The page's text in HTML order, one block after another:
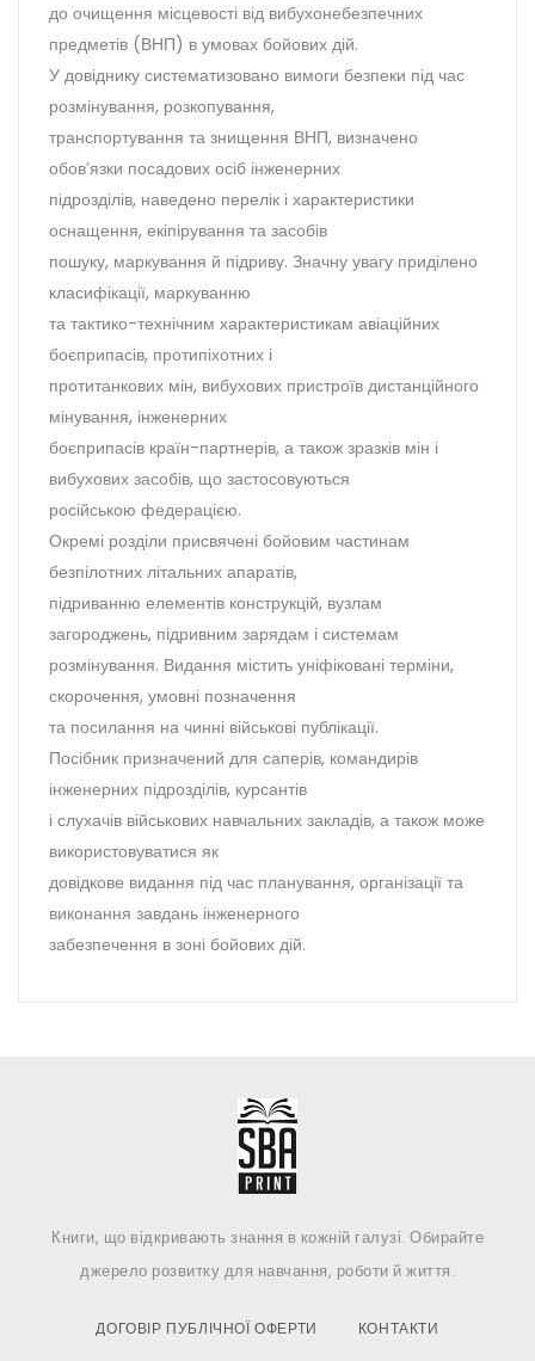
до очищення місцевості від вибухонебезпечних
предметів (ВНП) в умовах бойових дій.
У довіднику систематизовано вимоги безпеки під час
розмінування, розкопування,
транспортування та знищення ВНП, визначено
обов’язки посадових осіб інженерних
підрозділів, наведено перелік і характеристики
оснащення, екіпірування та засобів
пошуку, маркування й підриву. Значну увагу приділено
класифікації, маркуванню
та тактико-технічним характеристикам авіаційних
боєприпасів, протипіхотних і
протитанкових мін, вибухових пристроїв дистанційного
мінування, інженерних
боєприпасів країн-партнерів, а також зразків мін і
вибухових засобів, що застосовуються
російською федерацією.
Окремі розділи присвячені бойовим частинам
безпілотних літальних апаратів,
підриванню елементів конструкцій, вузлам
загороджень, підривним зарядам і системам
розмінування. Видання містить уніфіковані терміни,
скорочення, умовні позначення
та посилання на чинні військові публікації.
Посібник призначений для саперів, командирів
інженерних підрозділів, курсантів
і слухачів військових навчальних закладів, а також може
використовуватися як
довідкове видання під час планування, організації та
виконання завдань інженерного
забезпечення в зоні бойових дій.
Книги, що відкривають знання в кожній галузі. Обирайте
джерело розвитку для навчання, роботи й життя.
ДОГОВІР ПУБЛІЧНОЇ ОФЕРТИ КОНТАКТИ